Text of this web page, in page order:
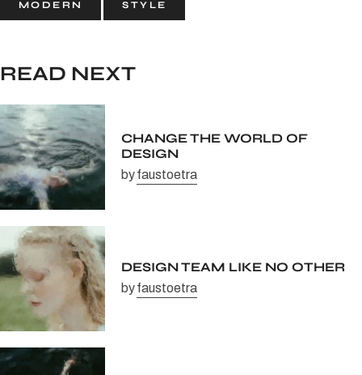
MODERN STYLE
READ NEXT
CHANGE THE WORLD OF
DESIGN
byfaustoetra
DESIGN TEAM LIKE NO OTHER
byfaustoetra